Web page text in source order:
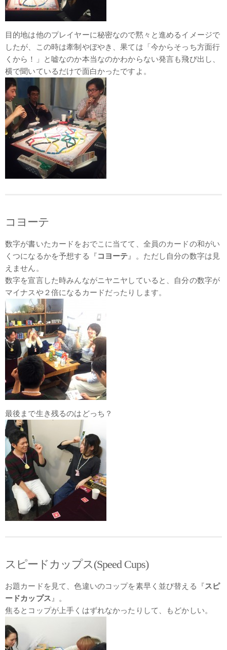
目的地は他のプレイヤーに秘密なので黙々と進めるイメージで
したが、この時は牽制やぼやき、果ては「今からそっち方面行
くから！」と嘘なのか本当なのかわからない発言も飛び出し、
横で聞いているだけで面白かったですよ。
コヨーテ
数字が書いたカードをおでこに当てて、全員のカードの和がい
くつになるかを予想する『コヨーテ 』。ただし自分の数字は見
えません。
数字を宣言した時みんながニヤニヤしていると、自分の数字が
マイナスや２倍になるカードだったりします。
最後まで生き残るのはどっち？
スピードカップス(Speed Cups)
お題カードを見て、色違いのコップを素早く並び替える『スピ
ードカップス 』。
焦るとコップが上手くはずれなかったりして、もどかしい。